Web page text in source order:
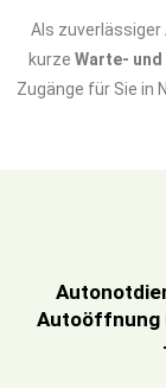
Als
kurze Warte-
Zugänge für Sie in
Autoöffnung